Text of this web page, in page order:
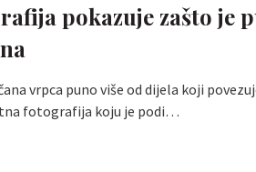
pokazuje zašto je
vrpca puno više od dijela koji
fotografija koju je podi…